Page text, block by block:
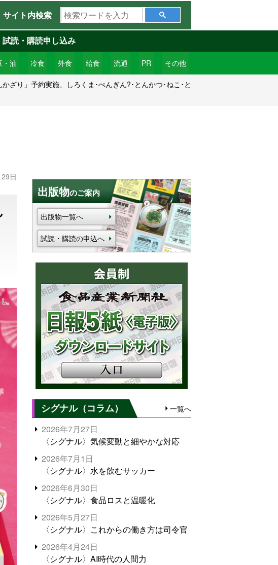
サイト内検索
検
索
ワ
ー
ド
を
入
・油 冷食 外食 給食 流通 PR その他
試読・購読申し込み
ざり」予約実施、しろくま･ぺんぎん?･とんかつ･ねこ･と
日
出版物のご案内
出版物一覧へ
試読・購読の申込へ
シグナル（コラム） 一覧へ
2026年7月27日
〈シグナル〉気候変動と細やかな対応
2026年7月1日
〈シグナル〉水を飲むサッカー
2026年6月30日
〈シグナル〉食品ロスと温暖化
2026年5月27日
〈シグナル〉これからの働き方は司令官
2026年4月24日
〈シグナル〉AI時代の人間力